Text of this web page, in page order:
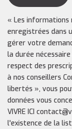
« Les informations
enregistrées dans
gérer votre
la durée
respect des
à nos conseillers
libertés », vous
données vous
VIVRE ICI
l'existence de la